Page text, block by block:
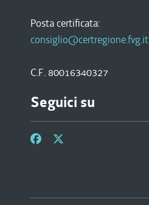
Posta certificata:
consiglio@certregione.fvg.it
C.F. 80016340327
Seguici su